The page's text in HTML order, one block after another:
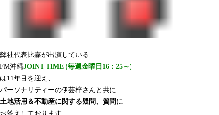
弊社代表比嘉が出演している
FM沖縄JOINT TIME (毎週金曜日16：25～)
は11年目を迎え、
パーソナリティーの伊芸梓さんと共に
土地活用＆不動産に関する疑問、質問 に
お答えしております。